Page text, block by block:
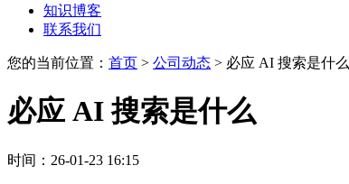
知识博客
联系我们
您的当前位置： 首页 > 公司动态 > 必应 AI 搜索是什么
必应 AI 搜索是什么
时间：26-01-23 16:15